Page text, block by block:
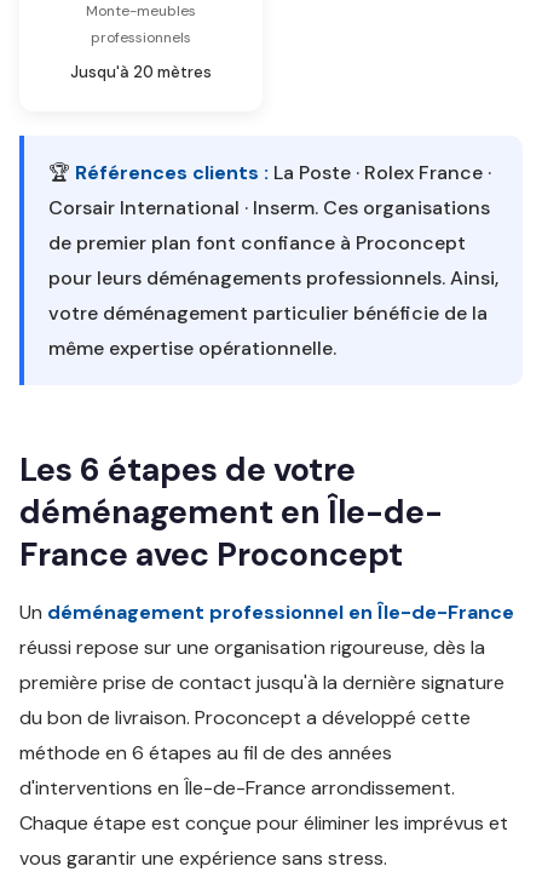
Monte-meubles
professionnels
Jusqu'à 20 mètres
🏆 Références clients : La Poste · Rolex France ·
Corsair International · Inserm. Ces organisations
de premier plan font confiance à Proconcept
pour leurs déménagements professionnels. Ainsi,
votre déménagement particulier bénéficie de la
même expertise opérationnelle.
Les 6 étapes de votre
déménagement en Île-de-
France avec Proconcept
Un déménagement professionnel en Île-de-France
réussi repose sur une organisation rigoureuse, dès la
première prise de contact jusqu'à la dernière signature
du bon de livraison. Proconcept a développé cette
méthode en 6 étapes au fil de des années
d'interventions en Île-de-France arrondissement.
Chaque étape est conçue pour éliminer les imprévus et
vous garantir une expérience sans stress.